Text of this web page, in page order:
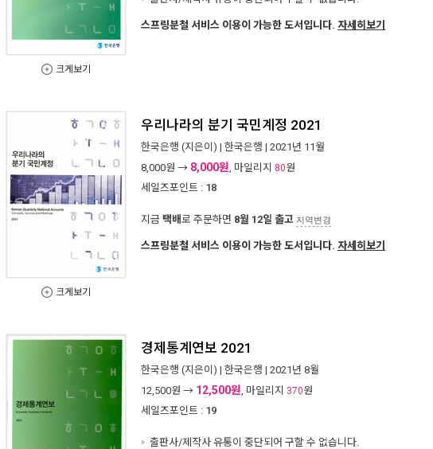
크게보기
스프링분철 서비스 이용이 가능한 도서입니다. 자세히보기
크게보기
우리나라의 분기 국민계정 2021
한국은행 (지은이) | 한국은행 | 2021년 11월
8,000원 → 8,000원, 마일리지 80원
세일즈포인트 : 18
지금 택배로 주문하면 8월 12일 출고 지역변경
스프링분철 서비스 이용이 가능한 도서입니다. 자세히보기
경제통계연보 2021
한국은행 (지은이) | 한국은행 | 2021년 8월
12,500원 → 12,500원, 마일리지 370원
세일즈포인트 : 19
출판사/제작사 유통이 중단되어 구할 수 없습니다.